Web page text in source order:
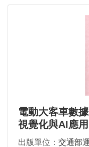
電動大客車數
視覺化與AI應用
出版單位： 交通部